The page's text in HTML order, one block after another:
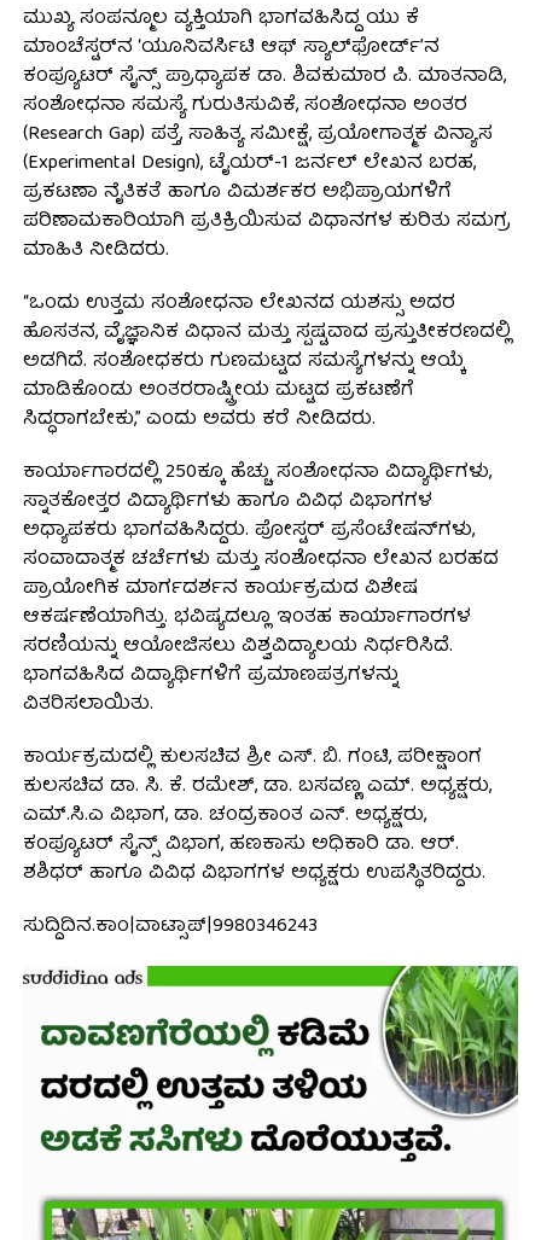
ಮುಖ್ಯ ಸಂಪನ್ಮೂಲ ವ್ಯಕ್ತಿಯಾಗಿ ಭಾಗವಹಿಸಿದ್ದ ಯು ಕೆ
ಮಾಂಚೆಸ್ಟರ್‌ನ ‘ಯೂನಿವರ್ಸಿಟಿ ಆಫ್ ಸ್ಯಾಲ್‌ಫೋರ್ಡ್’ನ
ಕಂಪ್ಯೂಟರ್ ಸೈನ್ಸ್ ಪ್ರಾಧ್ಯಾಪಕ ಡಾ. ಶಿವಕುಮಾರ ಪಿ. ಮಾತನಾಡಿ,
ಸಂಶೋಧನಾ ಸಮಸ್ಯೆ ಗುರುತಿಸುವಿಕೆ, ಸಂಶೋಧನಾ ಅಂತರ
(Research Gap) ಪತ್ತೆ, ಸಾಹಿತ್ಯ ಸಮೀಕ್ಷೆ, ಪ್ರಯೋಗಾತ್ಮಕ ವಿನ್ಯಾಸ
(Experimental Design), ಟೈಯರ್-1 ಜರ್ನಲ್ ಲೇಖನ ಬರಹ,
ಪ್ರಕಟಣಾ ನೈತಿಕತೆ ಹಾಗೂ ವಿಮರ್ಶಕರ ಅಭಿಪ್ರಾಯಗಳಿಗೆ
ಪರಿಣಾಮಕಾರಿಯಾಗಿ ಪ್ರತಿಕ್ರಿಯಿಸುವ ವಿಧಾನಗಳ ಕುರಿತು ಸಮಗ್ರ
ಮಾಹಿತಿ ನೀಡಿದರು.
“ಒಂದು ಉತ್ತಮ ಸಂಶೋಧನಾ ಲೇಖನದ ಯಶಸ್ಸು ಅದರ
ಹೊಸತನ, ವೈಜ್ಞಾನಿಕ ವಿಧಾನ ಮತ್ತು ಸ್ಪಷ್ಟವಾದ ಪ್ರಸ್ತುತೀಕರಣದಲ್ಲಿ
ಅಡಗಿದೆ. ಸಂಶೋಧಕರು ಗುಣಮಟ್ಟದ ಸಮಸ್ಯೆಗಳನ್ನು ಆಯ್ಕೆ
ಮಾಡಿಕೊಂಡು ಅಂತರರಾಷ್ಟ್ರೀಯ ಮಟ್ಟದ ಪ್ರಕಟಣೆಗೆ
ಸಿದ್ಧರಾಗಬೇಕು,” ಎಂದು ಅವರು ಕರೆ ನೀಡಿದರು.
ಕಾರ್ಯಾಗಾರದಲ್ಲಿ 250ಕ್ಕೂ ಹೆಚ್ಚು ಸಂಶೋಧನಾ ವಿದ್ಯಾರ್ಥಿಗಳು,
ಸ್ನಾತಕೋತ್ತರ ವಿದ್ಯಾರ್ಥಿಗಳು ಹಾಗೂ ವಿವಿಧ ವಿಭಾಗಗಳ
ಅಧ್ಯಾಪಕರು ಭಾಗವಹಿಸಿದ್ದರು. ಪೋಸ್ಟರ್ ಪ್ರಸೆಂಟೇಷನ್‌ಗಳು,
ಸಂವಾದಾತ್ಮಕ ಚರ್ಚೆಗಳು ಮತ್ತು ಸಂಶೋಧನಾ ಲೇಖನ ಬರಹದ
ಪ್ರಾಯೋಗಿಕ ಮಾರ್ಗದರ್ಶನ ಕಾರ್ಯಕ್ರಮದ ವಿಶೇಷ
ಆಕರ್ಷಣೆಯಾಗಿತ್ತು. ಭವಿಷ್ಯದಲ್ಲೂ ಇಂತಹ ಕಾರ್ಯಾಗಾರಗಳ
ಸರಣಿಯನ್ನು ಆಯೋಜಿಸಲು ವಿಶ್ವವಿದ್ಯಾಲಯ ನಿರ್ಧರಿಸಿದೆ.
ಭಾಗವಹಿಸಿದ ವಿದ್ಯಾರ್ಥಿಗಳಿಗೆ ಪ್ರಮಾಣಪತ್ರಗಳನ್ನು
ವಿತರಿಸಲಾಯಿತು.
ಕಾರ್ಯಕ್ರಮದಲ್ಲಿ ಕುಲಸಚಿವ ಶ್ರೀ ಎಸ್. ಬಿ. ಗಂಟಿ, ಪರೀಕ್ಷಾಂಗ
ಕುಲಸಚಿವ ಡಾ. ಸಿ. ಕೆ. ರಮೇಶ್, ಡಾ. ಬಸವಣ್ಣ ಎಮ್. ಅಧ್ಯಕ್ಷರು,
ಎಮ್.ಸಿ.ಎ ವಿಭಾಗ, ಡಾ. ಚಂದ್ರಕಾಂತ ಎನ್. ಅಧ್ಯಕ್ಷರು,
ಕಂಪ್ಯೂಟರ್ ಸೈನ್ಸ್ ವಿಭಾಗ, ಹಣಕಾಸು ಅಧಿಕಾರಿ ಡಾ. ಆರ್.
ಶಶಿಧರ್ ಹಾಗೂ ವಿವಿಧ ವಿಭಾಗಗಳ ಅಧ್ಯಕ್ಷರು ಉಪಸ್ಥಿತರಿದ್ದರು.
ಸುದ್ದಿದಿನ.ಕಾಂ|ವಾಟ್ಸಾಪ್|9980346243